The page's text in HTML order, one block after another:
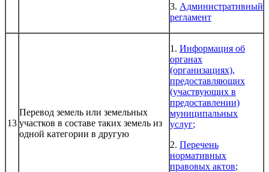
3. Административный
регламент
13
Перевод земель или земельных
участков в составе таких земель из
одной категории в другую
1. Информация об
органах
(организациях),
предоставляющих
(участвующих в
предоставлении)
муниципальных
услуг;
2. Перечень
нормативных
правовых актов;